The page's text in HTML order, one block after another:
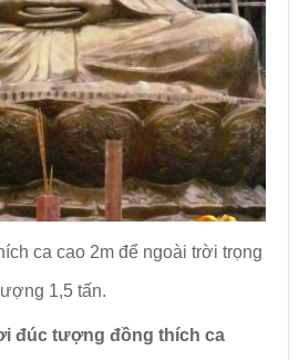
ca cao 2m để ngoài trời trọng
lượng 1,5 tấn.
đúc tượng đồng thích ca